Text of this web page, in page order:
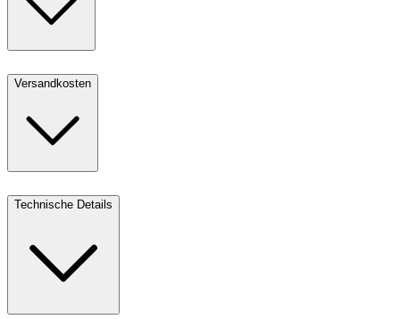
Versandkosten
Technische Details